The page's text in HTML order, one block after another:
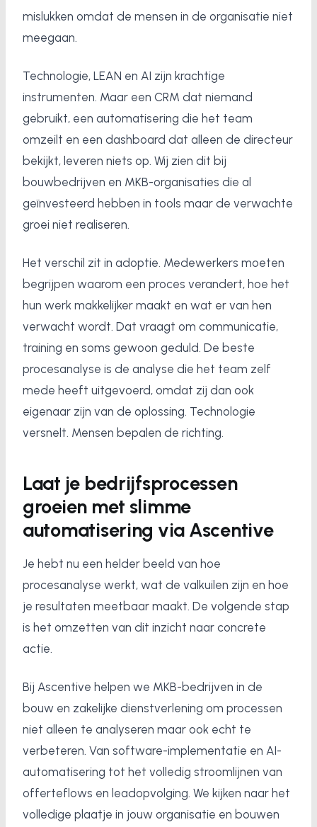
mislukken omdat de mensen in de organisatie niet
meegaan.
Technologie, LEAN en AI zijn krachtige
instrumenten. Maar een CRM dat niemand
gebruikt, een automatisering die het team
omzeilt en een dashboard dat alleen de directeur
bekijkt, leveren niets op. Wij zien dit bij
bouwbedrijven en MKB-organisaties die al
geïnvesteerd hebben in tools maar de verwachte
groei niet realiseren.
Het verschil zit in adoptie. Medewerkers moeten
begrijpen waarom een proces verandert, hoe het
hun werk makkelijker maakt en wat er van hen
verwacht wordt. Dat vraagt om communicatie,
training en soms gewoon geduld. De beste
procesanalyse is de analyse die het team zelf
mede heeft uitgevoerd, omdat zij dan ook
eigenaar zijn van de oplossing. Technologie
versnelt. Mensen bepalen de richting.
Laat je bedrijfsprocessen
groeien met slimme
automatisering via Ascentive
Je hebt nu een helder beeld van hoe
procesanalyse werkt, wat de valkuilen zijn en hoe
je resultaten meetbaar maakt. De volgende stap
is het omzetten van dit inzicht naar concrete
actie.
Bij Ascentive helpen we MKB-bedrijven in de
bouw en zakelijke dienstverlening om processen
niet alleen te analyseren maar ook echt te
verbeteren. Van software-implementatie en AI-
automatisering tot het volledig stroomlijnen van
offerteflows en leadopvolging. We kijken naar het
volledige plaatje in jouw organisatie en bouwen